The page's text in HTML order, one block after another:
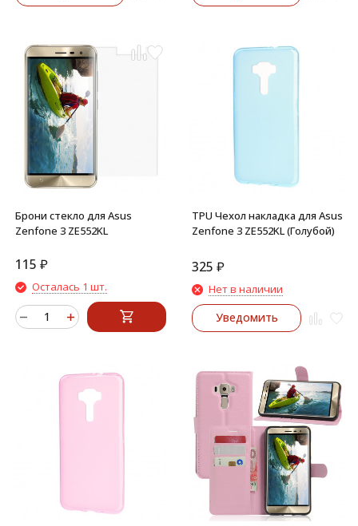
Брони стекло для Asus
Zenfone 3 ZE552KL
115 ₽
Осталась 1 шт.
TPU Чехол накладка для Asus
Zenfone 3 ZE552KL (Голубой)
325 ₽
Нет в наличии
Уведомить